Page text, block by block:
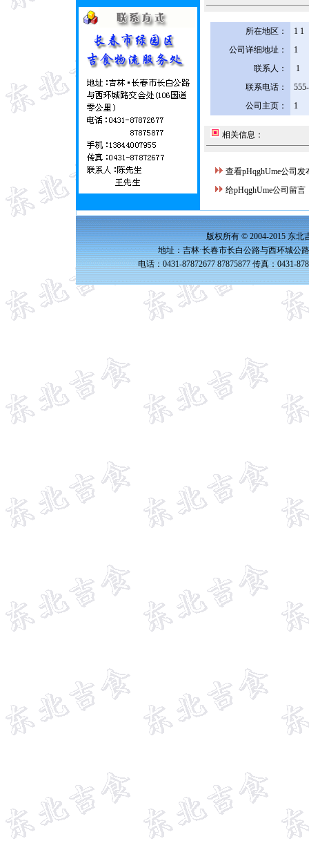
所在地区：
1 1
公司详细地址：
1
联系人：
1
联系电话：
公司主页：
1
相关信息：
查看pHqghUme公司发
给pHqghUme公司留言
版权所有 © 2004-2015 东北
地址：吉林·长春市长白公路与西环城公
电话：0431-87872677 87875877 传真：0431-